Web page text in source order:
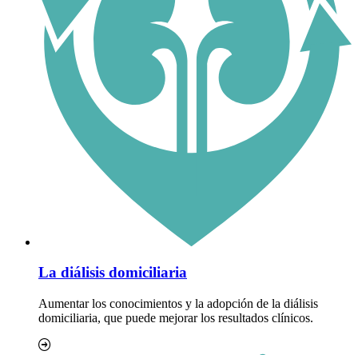
La diálisis domiciliaria
Aumentar los conocimientos y la adopción de la diálisis
domiciliaria, que puede mejorar los resultados clínicos.